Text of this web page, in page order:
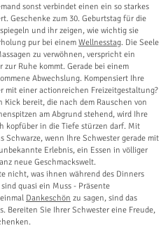
sonst verbindet einen ein so starkes
Geschenke zum 30. Geburtstag für die
und ihr zeigen, wie wichtig sie
pur bei einem Wellnesstag. Die Seele
zu verwöhnen, verspricht ein
Ruhe kommt. Gerade bei einem
Abwechslung. Kompensiert Ihre
mit einer actionreichen Freizeitgestaltung?
bereit, die nach dem Rauschen von
am Abgrund stehend, wird Ihre
kopfüber in die Tiefe stürzen darf. Mit
Schwarze, wenn Ihre Schwester gerade mit
Erlebnis, ein Essen in völliger
neue Geschmackswelt.
nicht, was ihnen während des Dinners
quasi ein Muss - Präsente
Dankeschön zu sagen, sind das
Bereiten Sie Ihrer Schwester eine Freude,